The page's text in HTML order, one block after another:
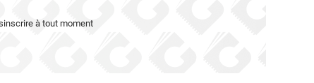
à tout moment